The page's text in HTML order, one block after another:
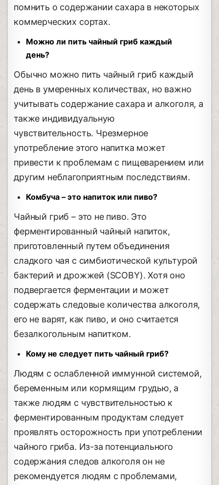
помнить о содержании сахара в некоторых
коммерческих сортах.
Можно ли пить чайный гриб каждый
день?
Обычно можно пить чайный гриб каждый
день в умеренных количествах, но важно
учитывать содержание сахара и алкоголя, а
также индивидуальную
чувствительность. Чрезмерное
употребление этого напитка может
привести к проблемам с пищеварением или
другим неблагоприятным последствиям.
Комбуча – это напиток или пиво?
Чайный гриб – это не пиво. Это
ферментированный чайный напиток,
приготовленный путем объединения
сладкого чая с симбиотической культурой
бактерий и дрожжей (SCOBY). Хотя оно
подвергается ферментации и может
содержать следовые количества алкоголя,
его не варят, как пиво, и оно считается
безалкогольным напитком.
Кому не следует пить чайный гриб?
Людям с ослабленной иммунной системой,
беременным или кормящим грудью, а
также людям с чувствительностью к
ферментированным продуктам следует
проявлять осторожность при употреблении
чайного гриба. Из-за потенциального
содержания следов алкоголя он не
рекомендуется людям с проблемами,